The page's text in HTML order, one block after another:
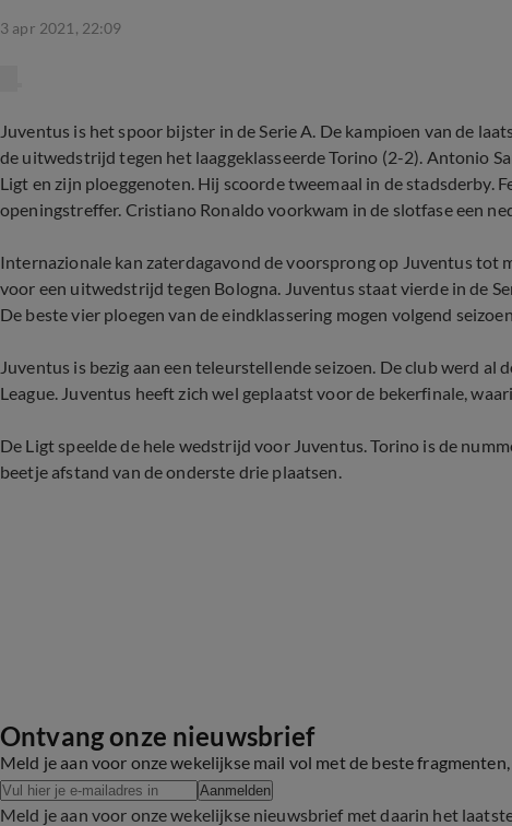
3 apr 2021, 22:09
Juventus is het spoor bijster in de Serie A. De kampioen van de
de uitwedstrijd tegen het laaggeklasseerde Torino (2-2). Antonio
Ligt en zijn ploeggenoten. Hij scoorde tweemaal in de stadsderby.
openingstreffer. Cristiano Ronaldo voorkwam in de slotfase een
Internazionale kan zaterdagavond de voorsprong op Juventus tot
voor een uitwedstrijd tegen Bologna. Juventus staat vierde in de
De beste vier ploegen van de eindklassering mogen volgend
Juventus is bezig aan een teleurstellende seizoen. De club werd
League. Juventus heeft zich wel geplaatst voor de bekerfinale,
De Ligt speelde de hele wedstrijd voor Juventus. Torino is de
beetje afstand van de onderste drie plaatsen.
Ontvang onze nieuwsbrief
Meld je aan voor onze wekelijkse mail vol met de beste
Aanmelden
Meld je aan voor onze wekelijkse nieuwsbrief met daarin het